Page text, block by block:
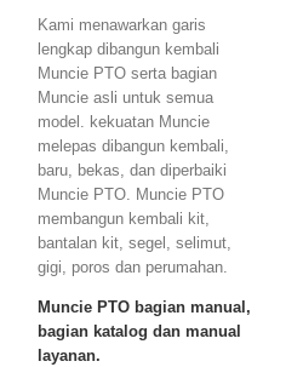
Kami menawarkan garis
lengkap dibangun kembali
Muncie PTO serta bagian
Muncie asli untuk semua
model. kekuatan Muncie
melepas dibangun kembali,
baru, bekas, dan diperbaiki
Muncie PTO. Muncie PTO
membangun kembali kit,
bantalan kit, segel, selimut,
gigi, poros dan perumahan.
Muncie PTO bagian manual,
bagian katalog dan manual
layanan.